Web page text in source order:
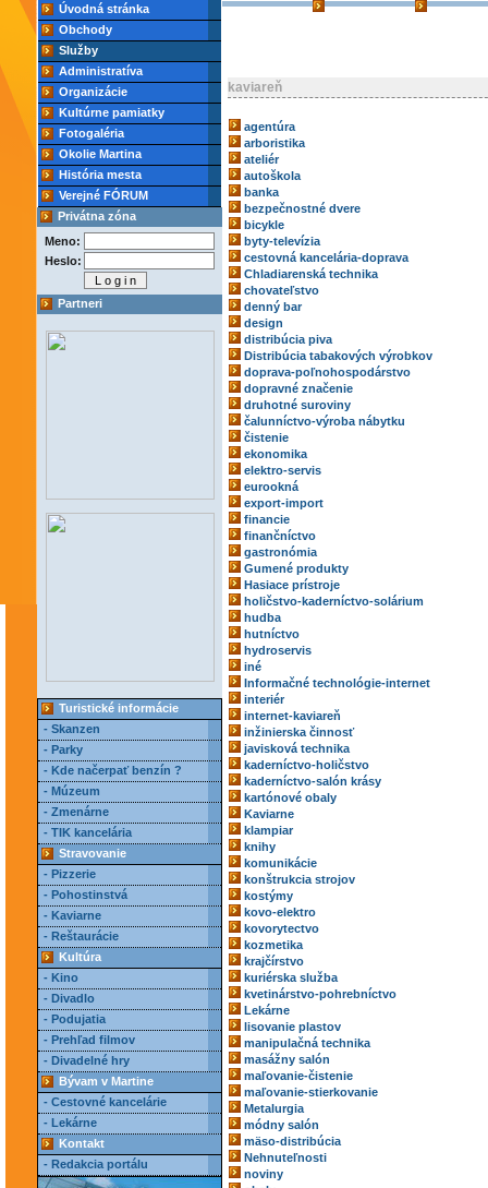
Úvodná stránka
Obchody
Služby
Administratíva
Organizácie
Kultúrne pamiatky
Fotogaléria
Okolie Martina
História mesta
Verejné FÓRUM
Privátna zóna
Meno:
Heslo:
Partneri
Turistické informácie
- Skanzen
- Parky
- Kde načerpať benzín ?
- Múzeum
- Zmenárne
- TIK kancelária
Stravovanie
- Pizzerie
- Pohostinstvá
- Kaviarne
- Reštaurácie
Kultúra
- Kino
- Divadlo
- Podujatia
- Prehľad filmov
- Divadelné hry
Bývam v Martine
- Cestovné kancelárie
- Lekárne
Kontakt
- Redakcia portálu
kaviareň
agentúra
arboristika
ateliér
autoškola
banka
bezpečnostné dvere
bicykle
byty-televízia
cestovná kancelária-doprava
Chladiarenská technika
chovateľstvo
denný bar
design
distribúcia piva
Distribúcia tabakových výrobkov
doprava-poľnohospodárstvo
dopravné značenie
druhotné suroviny
čalunníctvo-výroba nábytku
čistenie
ekonomika
elektro-servis
eurookná
export-import
financie
finančníctvo
gastronómia
Gumené produkty
Hasiace prístroje
holičstvo-kaderníctvo-solárium
hudba
hutníctvo
hydroservis
iné
Informačné technológie-internet
interiér
internet-kaviareň
inžinierska činnosť
javisková technika
kaderníctvo-holičstvo
kaderníctvo-salón krásy
kartónové obaly
Kaviarne
klampiar
knihy
komunikácie
konštrukcia strojov
kostýmy
kovo-elektro
kovorytectvo
kozmetika
krajčírstvo
kuriérska služba
kvetinárstvo-pohrebníctvo
Lekárne
lisovanie plastov
manipulačná technika
masážny salón
maľovanie-čistenie
maľovanie-stierkovanie
Metalurgia
módny salón
mäso-distribúcia
Nehnuteľnosti
noviny